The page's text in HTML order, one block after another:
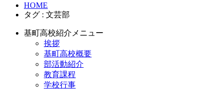
HOME
タグ : 文芸部
基町高校紹介メニュー
挨拶
基町高校概要
部活動紹介
教育課程
学校行事